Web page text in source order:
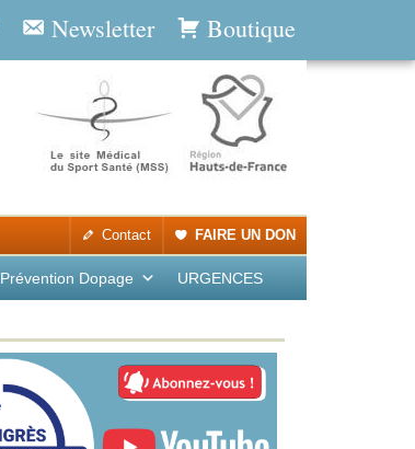
Boutique
Newsletter
FAIRE UN DON
Contact
Prévention Dopage URGENCES